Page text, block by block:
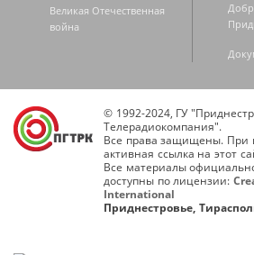
Великая Отечественная
война
© 1992-2024, ГУ
Телерадиокомпания".
Все права защищены. При
активная ссылка на этот
Все материалы
доступны по лицензии:
International
Приднестровье,